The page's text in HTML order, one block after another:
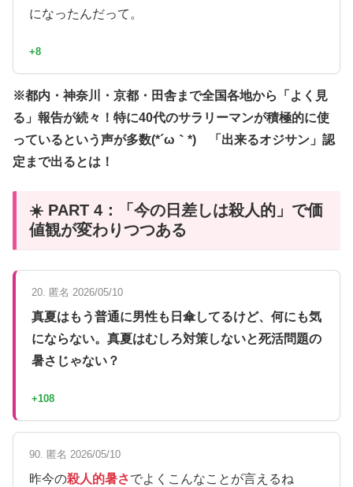
になったんだって。
+8
※都内・神奈川・京都・田舎まで全国各地から「よく見
る」報告が続々！特に40代のサラリーマンが積極的に使
っているという声が多数(*´ω｀*) 「出来るオジサン」認
定まで出るとは！
☀️ PART 4：「今の日差しは殺人的」で価
値観が変わりつつある
20. 匿名 2026/05/10
真夏はもう普通に男性も日傘してるけど、何にも気
にならない。真夏はむしろ対策しないと死活問題の
暑さじゃない？
+108
90. 匿名 2026/05/10
昨今の殺人的暑さでよくこんなことが言えるね